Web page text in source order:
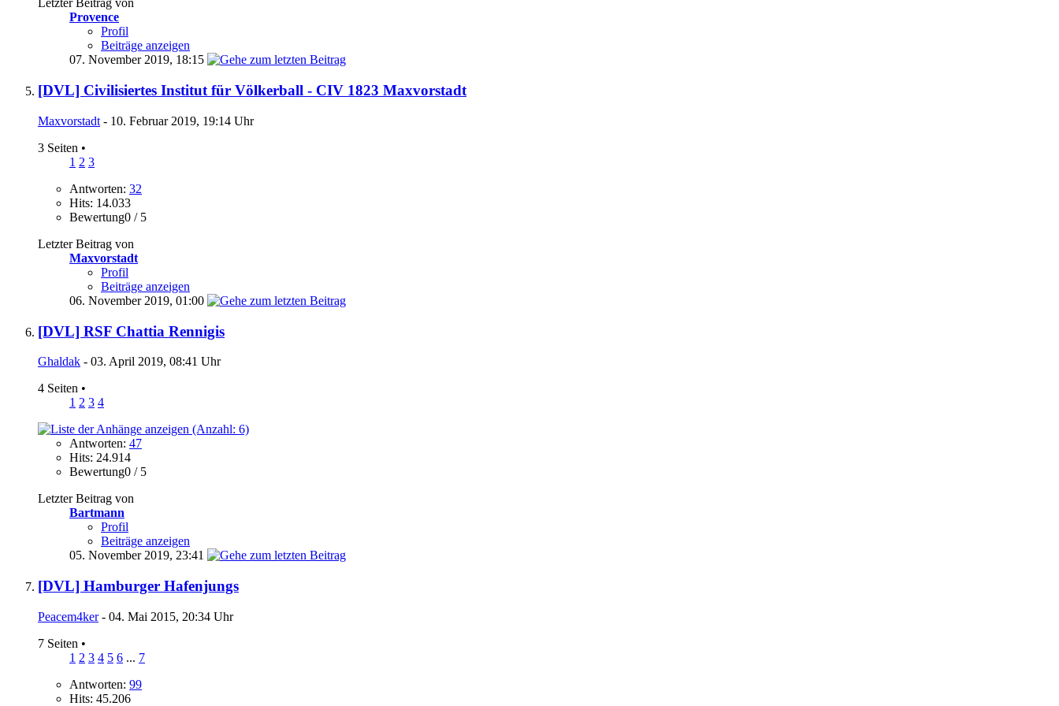
Letzter Beitrag von
Provence
Profil
Beiträge anzeigen
07. November 2019, 18:15
[DVL] Civilisiertes Institut für Völkerball - CIV 1823 Maxvorstadt
Maxvorstadt - 10. Februar 2019, 19:14 Uhr
3 Seiten •
1 2 3
Antworten: 32
Hits: 14.033
Bewertung0 / 5
Letzter Beitrag von
Maxvorstadt
Profil
Beiträge anzeigen
06. November 2019, 01:00
[DVL] RSF Chattia Rennigis
Ghaldak - 03. April 2019, 08:41 Uhr
4 Seiten •
1 2 3 4
Antworten: 47
Hits: 24.914
Bewertung0 / 5
Letzter Beitrag von
Bartmann
Profil
Beiträge anzeigen
05. November 2019, 23:41
[DVL] Hamburger Hafenjungs
Peacem4ker- 04. Mai 2015, 20:34 Uhr
7 Seiten •
1 2 3 4 5 6 ... 7
Antworten: 99
Hits: 45.206